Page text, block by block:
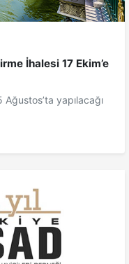
İhalesi 17 Ekim’e
yapılacağı